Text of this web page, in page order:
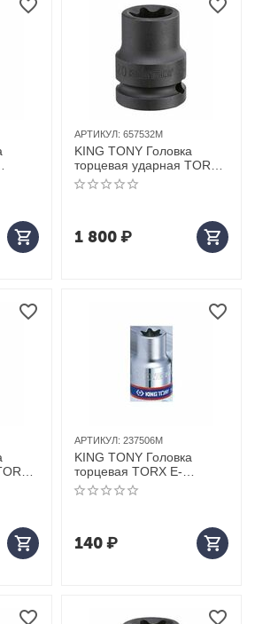
= 77
АРТИКУЛ: 657532M
KING TONY Головка
торцевая ударная TORX
Е-стандарт 3/4", E32, L =
56 мм
1 800₽
L =
АРТИКУЛ: 237506M
KING TONY Головка
торцевая TORX Е-
стандарт 1/4", E6, L = 24
мм
140₽